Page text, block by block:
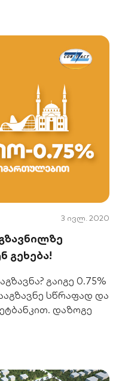
3 ივლ. 2020
გეხება!
გაიგე 0.75%
სწრაფად და
დაზოგე